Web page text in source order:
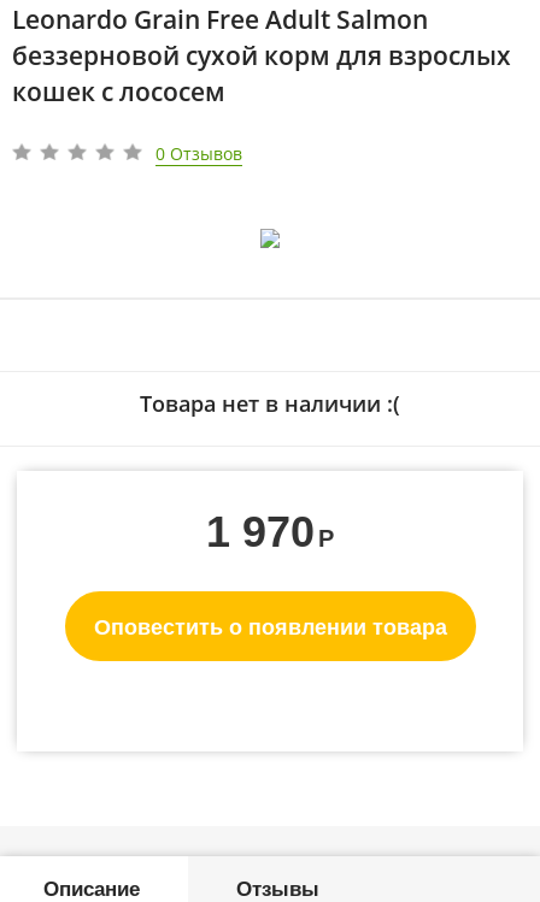
Leonardo Grain Free Adult Salmon
беззерновой сухой корм для взрослых
кошек с лососем
0 Отзывов
Товара нет в наличии :(
1 970 Р
Оповестить о появлении товара
Описание Отзывы